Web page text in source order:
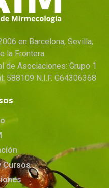
en Barcelona, Sevilla,
la Frontera.
de Asociaciones: Grupo 1
588109 N.I.F. G64306368
Cursos